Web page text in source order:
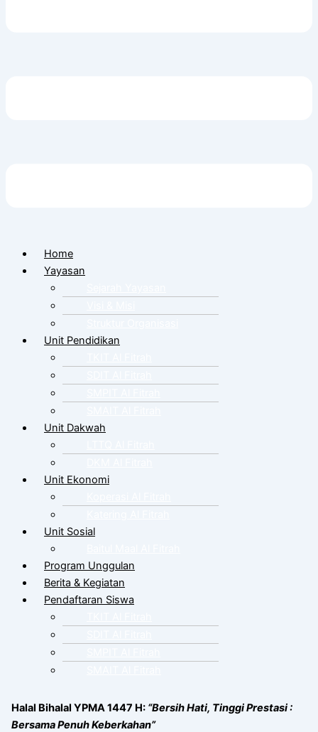
Home
Yayasan
Unit Pendidikan
Unit Dakwah
Unit Ekonomi
Unit Sosial
Program Unggulan
Berita & Kegiatan
Pendaftaran Siswa
Halal Bihalal YPMA 1447 H: “Bersih Hati, Tinggi Prestasi :
Bersama Penuh Keberkahan”